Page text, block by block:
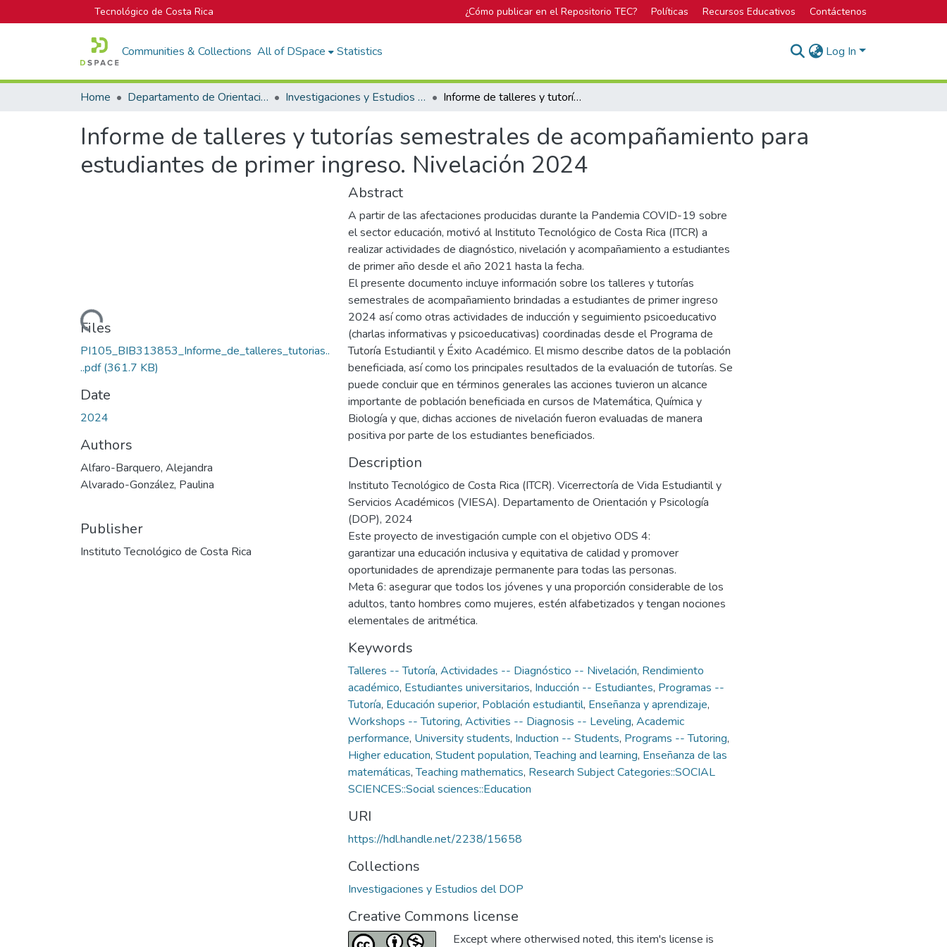
Tecnológico de Costa Rica ¿Cómo publicar en el Repositorio TEC? Políticas Recursos Educativos Contáctenos
Communities & Collections All of DSpace Statistics Log In
Home Departamento de Orientación y Psicología Investigaciones y Estudios del DOP Informe de talleres y tutorías semestrales de acompañamiento para estudiantes de primer ingreso. Nivelación 2024
Informe de talleres y tutorías semestrales de acompañamiento para
estudiantes de primer ingreso. Nivelación 2024
Loading...
Files
PI105_BIB313853_Informe_de_talleres_tutorias..
..pdf(361.7 KB)
Date
2024
Authors
Alfaro-Barquero, Alejandra
Alvarado-González, Paulina
Publisher
Instituto Tecnológico de Costa Rica
Abstract
A partir de las afectaciones producidas durante la Pandemia COVID-19 sobre
el sector educación, motivó al Instituto Tecnológico de Costa Rica (ITCR) a
realizar actividades de diagnóstico, nivelación y acompañamiento a estudiantes
de primer año desde el año 2021 hasta la fecha.
El presente documento incluye información sobre los talleres y tutorías
semestrales de acompañamiento brindadas a estudiantes de primer ingreso
2024 así como otras actividades de inducción y seguimiento psicoeducativo
(charlas informativas y psicoeducativas) coordinadas desde el Programa de
Tutoría Estudiantil y Éxito Académico. El mismo describe datos de la población
beneficiada, así como los principales resultados de la evaluación de tutorías. Se
puede concluir que en términos generales las acciones tuvieron un alcance
importante de población beneficiada en cursos de Matemática, Química y
Biología y que, dichas acciones de nivelación fueron evaluadas de manera
positiva por parte de los estudiantes beneficiados.
Description
Instituto Tecnológico de Costa Rica (ITCR). Vicerrectoría de Vida Estudiantil y
Servicios Académicos (VIESA). Departamento de Orientación y Psicología
(DOP), 2024
Este proyecto de investigación cumple con el objetivo ODS 4:
garantizar una educación inclusiva y equitativa de calidad y promover
oportunidades de aprendizaje permanente para todas las personas.
Meta 6: asegurar que todos los jóvenes y una proporción considerable de los
adultos, tanto hombres como mujeres, estén alfabetizados y tengan nociones
elementales de aritmética.
Keywords
Talleres -- Tutoría, Actividades -- Diagnóstico -- Nivelación, Rendimiento
académico, Estudiantes universitarios, Inducción -- Estudiantes, Programas --
Tutoría, Educación superior, Población estudiantil, Enseñanza y aprendizaje,
Workshops -- Tutoring, Activities -- Diagnosis -- Leveling, Academic
performance, University students, Induction -- Students, Programs -- Tutoring,
Higher education, Student population,Teaching and learning, Enseñanza de las
matemáticas,Teaching mathematics, Research Subject Categories::SOCIAL
SCIENCES::Social sciences::Education
URI
https://hdl.handle.net/2238/15658
Collections
Investigaciones y Estudios del DOP
Creative Commons license
Except where otherwised noted, this item's license is